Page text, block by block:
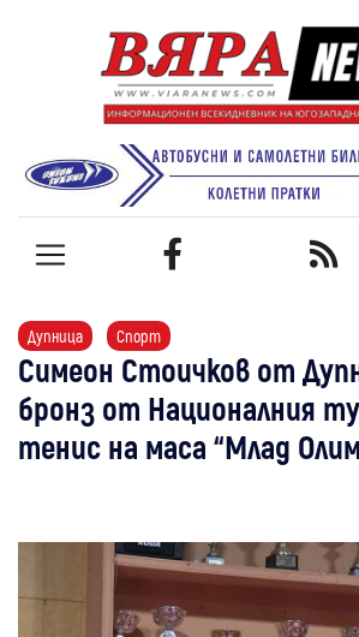
Дупница Спорт
Симеон Стоичков от
бронз от Националния
тенис на маса “Млад